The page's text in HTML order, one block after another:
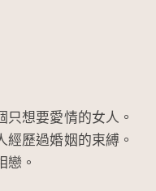
想要愛情的女人。
歷過婚姻的束縛。
戀。